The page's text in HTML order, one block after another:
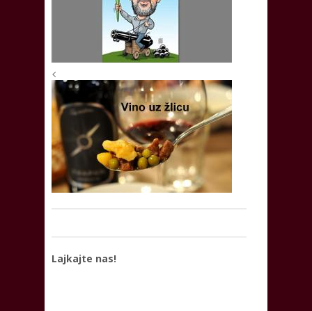
<
Lajkajte nas!